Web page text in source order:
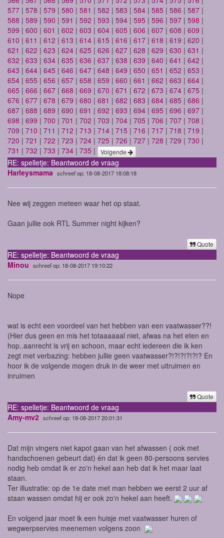
577 | 578 | 579 | 580 | 581 | 582 | 583 | 584 | 585 | 586 | 587 |
588 | 589 | 590 | 591 | 592 | 593 | 594 | 595 | 596 | 597 | 598 |
599 | 600 | 601 | 602 | 603 | 604 | 605 | 606 | 607 | 608 | 609 |
610 | 611 | 612 | 613 | 614 | 615 | 616 | 617 | 618 | 619 | 620 |
621 | 622 | 623 | 624 | 625 | 626 | 627 | 628 | 629 | 630 | 631 |
632 | 633 | 634 | 635 | 636 | 637 | 638 | 639 | 640 | 641 | 642 |
643 | 644 | 645 | 646 | 647 | 648 | 649 | 650 | 651 | 652 | 653 |
654 | 655 | 656 | 657 | 658 | 659 | 660 | 661 | 662 | 663 | 664 |
665 | 666 | 667 | 668 | 669 | 670 | 671 | 672 | 673 | 674 | 675 |
676 | 677 | 678 | 679 | 680 | 681 | 682 | 683 | 684 | 685 | 686 |
687 | 688 | 689 | 690 | 691 | 692 | 693 | 694 | 695 | 696 | 697 |
698 | 699 | 700 | 701 | 702 | 703 | 704 | 705 | 706 | 707 | 708 |
709 | 710 | 711 | 712 | 713 | 714 | 715 | 716 | 717 | 718 | 719 |
720 | 721 | 722 | 723 | 724 | 725 | 726 | 727 | 728 | 729 | 730 |
731 | 732 | 733 | 734 | 735 | Volgende
RE: spelletje: Beantwoord de vraag
Harleysmama schreef op: 18-08-2017 18:08:18
Nee wij zeggen meteen waar het op staat.
Gaan jullie ook RTL Summer night kijken?
Quote
RE: spelletje: Beantwoord de vraag
Minou schreef op: 18-08-2017 19:10:22
Nope
wat is echt een voordeel van het hebben van een vaatwasser??!
(Hier dus geen en mis het totaaaaaal niet, afwas na het eten en
hop..aanrecht is vrij en schoon, maar echt iedereen die ik ken
zegt met verbazing: hebben jullie geen vaatwasser?!?!?!?!?!? En
hoor ik de volgende mogen druk in de weer met uitruimen en
inruimen
Quote
RE: spelletje: Beantwoord de vraag
Amy-mv2 schreef op: 18-08-2017 20:01:31
Dat mijn vingers niet kapot gaan van het afwassen ( ook met
handschoenen gebeurt dat) én dat ik geen 80-persoons servies
nodig heb omdat ik er zo'n hekel aan heb dat ik het maar laat
staan.
Ter illustratie: op de 1e date met man hebben we eerst 2 uur af
staan wassen omdat hij er ook zo'n hekel aan heeft.
En volgend jaar moet ik een huisje met vaatwasser huren of
wegwerpservies meenemen volgens zoon